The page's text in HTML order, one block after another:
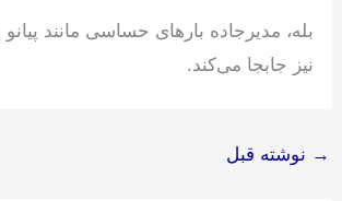
بله، مدیرجاده بارهای حساسی مانند پیانو
نیز جابجا می‌کند.
→ نوشته قبل